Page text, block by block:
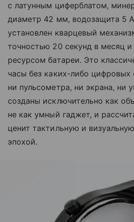
с латунным циферблатом,
диаметр 42 мм, водозащита 5
установлен кварцевый
точностью 20 секунд в месяц
ресурсом батареи. Это
часы без каких-либо
ни пульсометра, ни экрана, ни
созданы исключительно как
не как умный гаджет, и
ценит тактильную и
эпохой.